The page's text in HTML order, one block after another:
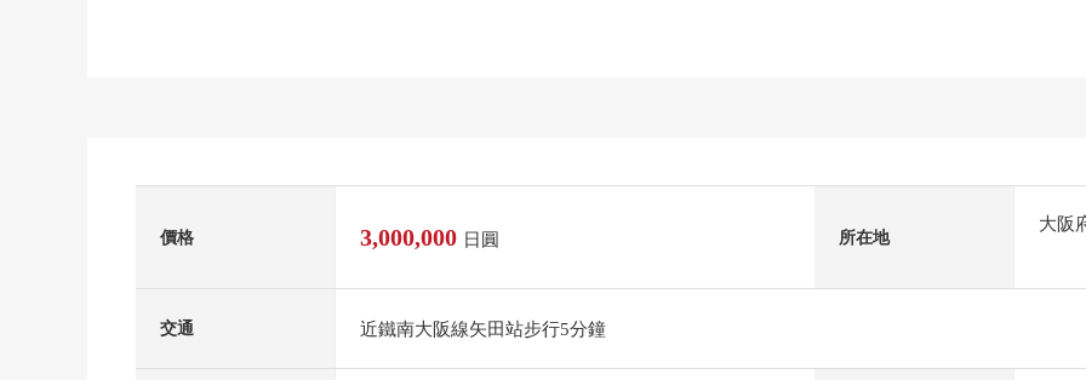
價格 3,000,000 日圓 所在地
大阪
交通 近鐵南大阪線矢田站步行5分鐘